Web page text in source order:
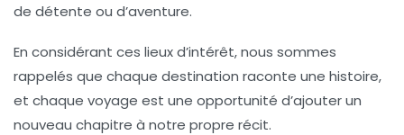
de détente ou d’aventure.
En considérant ces lieux d’intérêt, nous sommes
rappelés que chaque destination raconte une histoire,
et chaque voyage est une opportunité d’ajouter un
nouveau chapitre à notre propre récit.